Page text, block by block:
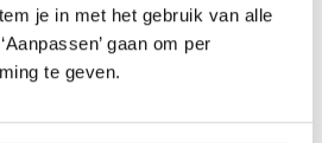
je in met het gebruik van alle
gaan om per
te geven.
Den Haag